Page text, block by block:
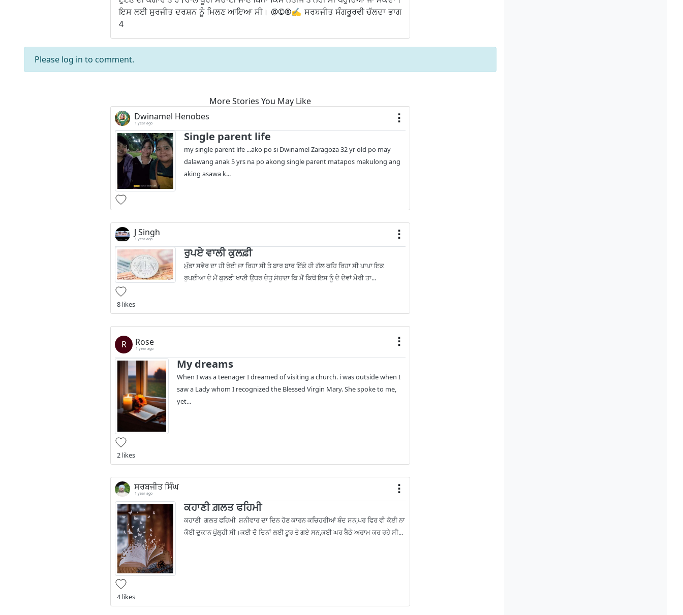
ਇਸ ਲਈ ਸੁਰਜੀਤ ਦਰਸ਼ਨ ਨੂੰ ਮਿਲਣ ਆਇਆ ਸੀ। @©®✍️ ਸਰਬਜੀਤ ਸੰਗਰੂਰਵੀ ਚੱਲਦਾ ਭਾਗ
4
Please log in to comment.
More Stories You May Like
Dwinamel Henobes
1 year ago
Single parent life
my single parent life ...ako po si Dwinamel Zaragoza 32 yr old po may
dalawang anak 5 yrs na po akong single parent matapos makulong ang
aking asawa k...
J Singh
1 year ago
ਰੁਪਏ ਵਾਲੀ ਕੁਲਫ਼ੀ
ਮੁੰਡਾ ਸਵੇਰ ਦਾ ਹੀ ਰੋਈ ਜਾ ਰਿਹਾ ਸੀ ਤੇ ਬਾਰ ਬਾਰ ਇੱਕੋ ਹੀ ਗੱਲ ਕਹਿ ਰਿਹਾ ਸੀ ਪਾਪਾ ਇਕ
ਰੁਪਈਆ ਦੇ ਮੈਂ ਕੁਲਫੀ ਖਾਣੀ ਉਧਰ ਚੇਤੂ ਸੋਚਦਾ ਕਿ ਮੈਂ ਕਿਥੋਂ ਇਸ ਨੂੰ ਦੇ ਦੇਵਾਂ ਮੇਰੀ ਤਾ...
8 likes
R Rose
1 year ago
My dreams
When I was a teenager I dreamed of visiting a church. i was outside when I
saw a Lady whom I recognized the Blessed Virgin Mary. She spoke to me,
yet...
2 likes
ਸਰਬਜੀਤ ਸਿੰਘ
1 year ago
ਕਹਾਣੀ ਗ਼ਲਤ ਫਹਿਮੀ
ਕਹਾਣੀ ਗ਼ਲਤ ਫਹਿਮੀ ਸ਼ਨੀਵਾਰ ਦਾ ਦਿਨ ਹੋਣ ਕਾਰਨ ਕਚਿਹਰੀਆਂ ਬੰਦ ਸਨ,ਪਰ ਫਿਰ ਵੀ ਕੋਈ ਨਾ
ਕੋਈ ਦੁਕਾਨ ਖੁੱਲ੍ਹੀ ਸੀ।ਕਈ ਦੋ ਦਿਨਾਂ ਲਈ ਟੂਰ ਤੇ ਗਏ ਸਨ,ਕਈ ਘਰ ਬੈਠੇ ਅਰਾਮ ਕਰ ਰਹੇ ਸੀ...
4 likes